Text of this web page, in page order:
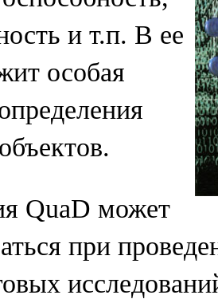
и т.п. В ее
особая
QuaD может
при